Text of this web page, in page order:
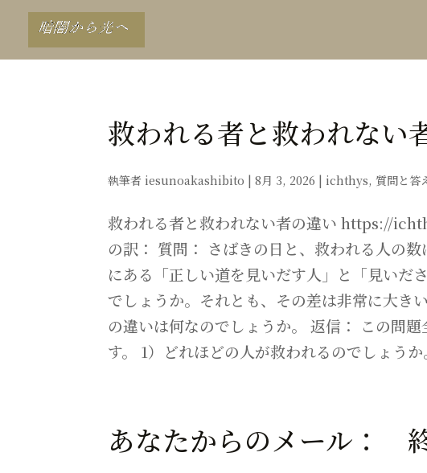
救われる者と救われない
執筆者 iesunoakashibito |8月 3, 2026 | ichthys,質問と答
救われる者と救われない者の違い https://
の訳： 質問： さばきの日と、救われる人の
にある「正しい道を見いだす人」と「見いだ
でしょうか。それとも、その差は非常に大き
の違いは何なのでしょうか。 返信： この問
す。 1）どれほどの人が救われるのでしょう
あなたからのメール：